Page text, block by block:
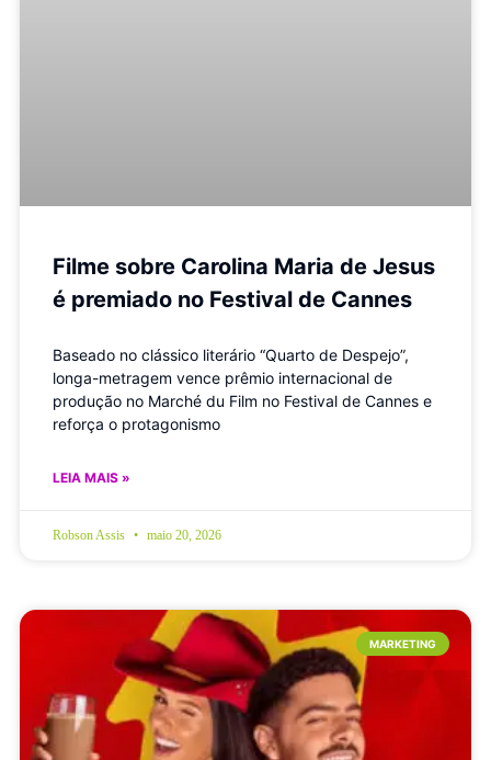
Filme sobre Carolina Maria de Jesus
é premiado no Festival de Cannes
Baseado no clássico literário “Quarto de Despejo”,
longa-metragem vence prêmio internacional de
produção no Marché du Film no Festival de Cannes e
reforça o protagonismo
LEIA MAIS »
Robson Assis maio 20, 2026
MARKETING